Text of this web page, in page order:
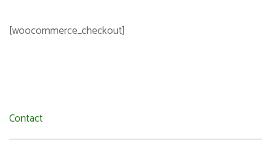
[woocommerce_checkout]
Contact